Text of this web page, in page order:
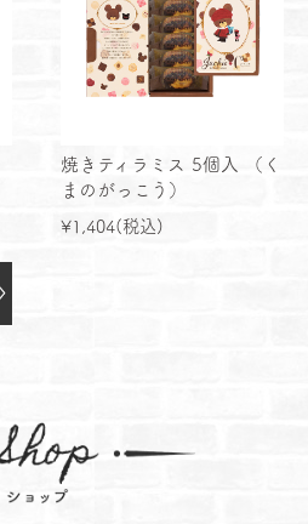
焼きティラミス 5個入 （く
まのがっこう）
¥1,404(税込)